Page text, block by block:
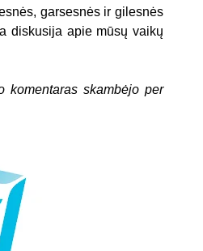
garsesnės ir gilesnės
diskusija apie mūsų vaikų
komentaras skambėjo per